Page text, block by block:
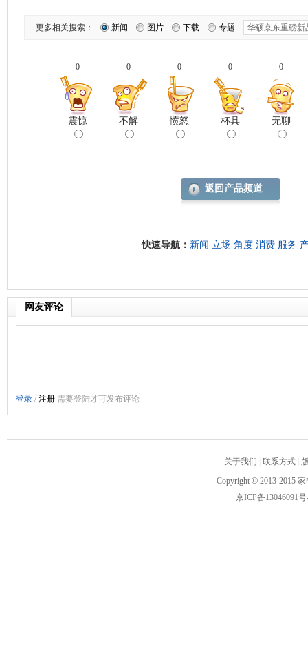
更多相关搜索： 新闻 图片 下载 专题
0
震惊
0
不解
0
愤怒
0
杯具
0
无聊
返回产品频道
快速导航： 新闻 立场 角度 消费 服务
网友评论
关于我们 联系方式
Copyright © 2013-2015
京ICP备13046091号